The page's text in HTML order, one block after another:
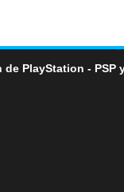
PlayStation - PSP